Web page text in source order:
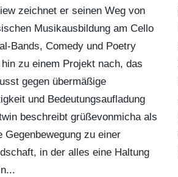
zeichnet er seinen Weg von
Musikausbildung am Cello
Bands, Comedy und Poetry
zu einem Projekt nach, das
gegen übermäßige
und Bedeutungsaufladung
beschreibt grüßevonmichaals
Gegenbewegung zu einer
in der alles eine Haltung